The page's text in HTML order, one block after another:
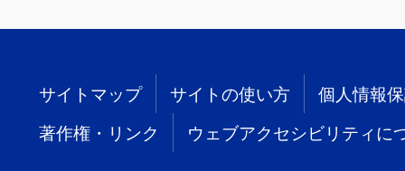
サイトマップ サイトの使い方 個人情報
著作権・リンク ウェブアクセシビリティに